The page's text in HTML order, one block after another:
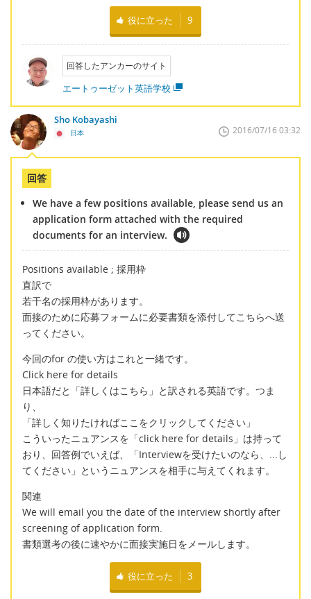
役に立った 9
回答したアンカーのサイト
エートゥーゼット英語学校
Sho Kobayashi
日本 2016/07/16 03:32
回答
We have a few positions available, please send us an
application form attached with the required
documents for an interview.
Positions available ; 採用枠
直訳で
若干名の採用枠があります。
面接のために応募フォームに必要書類を添付してこちらへ送
ってください。
今回のfor の使い方はこれと一緒です。
Click here for details
日本語だと「詳しくはこちら」と訳される英語です。つま
り、
「詳しく知りたければここをクリックしてください」
こういったニュアンスを「click here for details」は持って
おり、回答例でいえば、「Interviewを受けたいのなら、...し
てください」というニュアンスを相手に与えてくれます。
関連
We will email you the date of the interview shortly after
screening of application form.
書類選考の後に速やかに面接実施日をメールします。
役に立った 3